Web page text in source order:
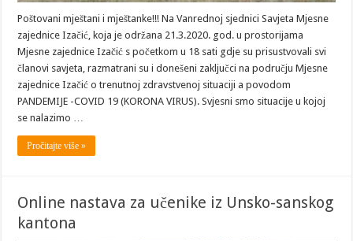
Poštovani mještani i mještanke!!! Na Vanrednoj sjednici Savjeta Mjesne
zajednice Izačić, koja je održana 21.3.2020. god. u prostorijama
Mjesne zajednice Izačić s početkom u 18 sati gdje su prisustvovali svi
članovi savjeta, razmatrani su i donešeni zaključci na području Mjesne
zajednice Izačić o trenutnoj zdravstvenoj situaciji a povodom
PANDEMIJE -COVID 19 (KORONA VIRUS). Svjesni smo situacije u kojoj
se nalazimo …
Pročitajte više »
Online nastava za učenike iz Unsko-sanskog
kantona